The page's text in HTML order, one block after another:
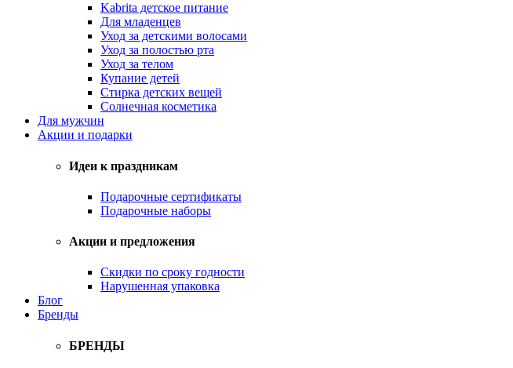
Kabrita детское питание
Для младенцев
Уход за детскими волосами
Уход за полостью рта
Уход за телом
Купание детей
Стирка детских вещей
Солнечная косметика
Для мужчин
Акции и подарки
Идеи к праздникам
Подарочные сертификаты
Подарочные наборы
Акции и предложения
Скидки по сроку годности
Нарушенная упаковка
Блог
Бренды
БРЕНДЫ